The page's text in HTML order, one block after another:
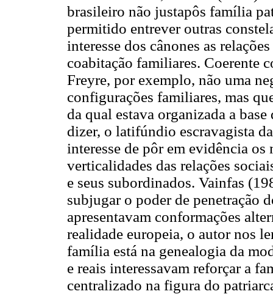
brasileiro não justapôs família
permitido entrever outras
interesse dos cânones as
coabitação familiares. Coerente
Freyre, por exemplo, não uma
configurações familiares, mas
da qual estava organizada a
dizer, o latifúndio escravagista
interesse de pôr em evidência
verticalidades das relações
e seus subordinados. Vainfas
subjugar o poder de penetração
apresentavam conformações
realidade europeia, o autor nos
família está na genealogia da
e reais interessavam reforçar a
centralizado na figura do